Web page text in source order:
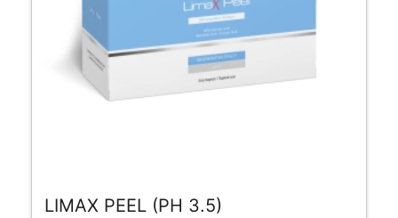
LIMAX PEEL (PH 3.5)